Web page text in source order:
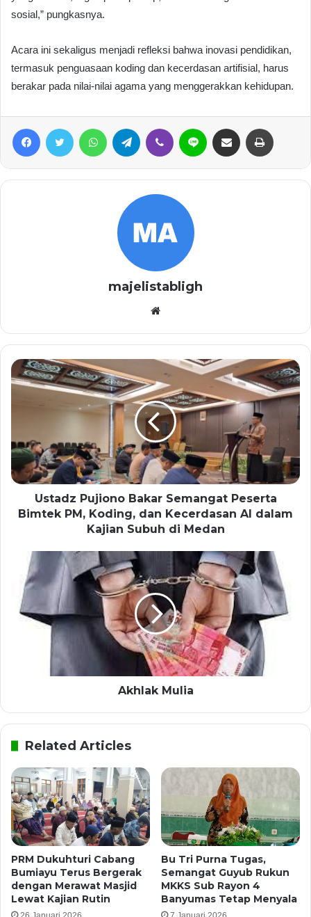
sosial,” pungkasnya.
Acara ini sekaligus menjadi refleksi bahwa inovasi pendidikan,
termasuk penguasaan koding dan kecerdasan artifisial, harus
berakar pada nilai-nilai agama yang menggerakkan kehidupan.
Facebook Twitter WhatsApp Telegram Viber Line Share via Email
majelistabligh
Ustadz Pujiono Bakar Semangat Peserta
Bimtek PM, Koding, dan Kecerdasan AI dalam
Kajian Subuh di Medan
Akhlak Mulia
Related Articles
PRM Dukuhturi Cabang
Bumiayu Terus Bergerak
dengan Merawat Masjid
Lewat Kajian Rutin
Bu Tri Purna Tugas,
Semangat Guyub Rukun
MKKS Sub Rayon 4
Banyumas Tetap Menyala